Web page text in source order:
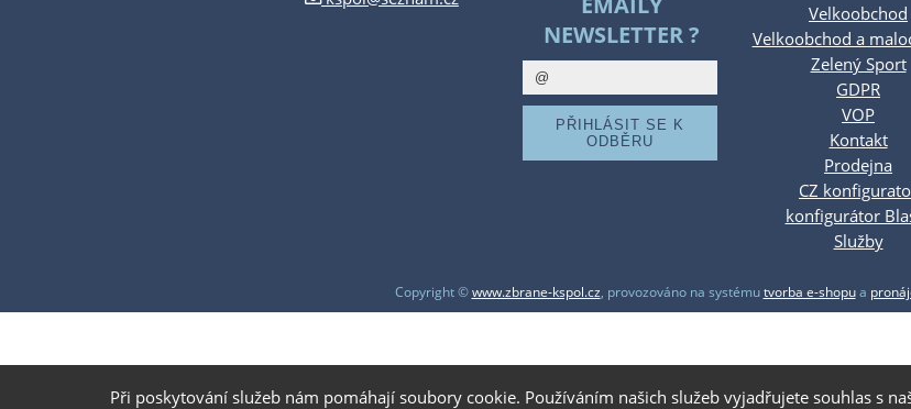
NEWSLETTER ?
Velkoobchod
Velkoobchod a
Zelený Sport
GDPR
VOP
Kontakt
Prodejna
CZ
konfigurátor
Služby
Copyright ©www.zbrane-kspol.cz, provozováno na systémutvorba e-shopua
Při poskytování služeb nám pomáhají soubory cookie. Používáním našich služeb vyjadřujete souhlas s